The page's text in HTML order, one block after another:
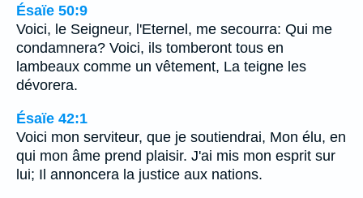
Ésaïe 50:9
Voici, le Seigneur, l'Eternel, me secourra: Qui me
condamnera? Voici, ils tomberont tous en
lambeaux comme un vêtement, La teigne les
dévorera.
Ésaïe 42:1
Voici mon serviteur, que je soutiendrai, Mon élu, en
qui mon âme prend plaisir. J'ai mis mon esprit sur
lui; Il annoncera la justice aux nations.